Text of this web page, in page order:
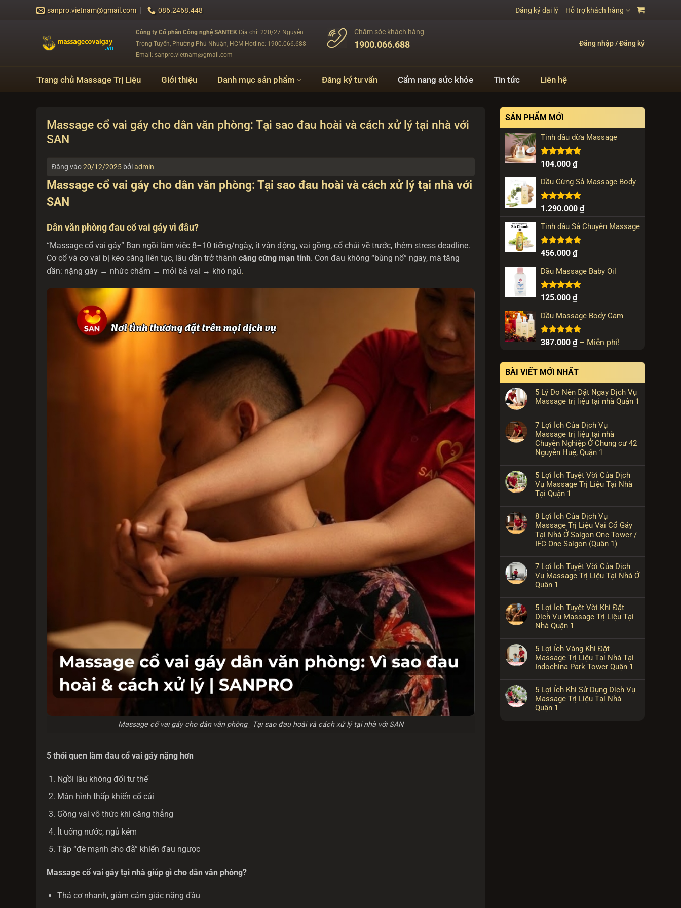
sanpro.vietnam@gmail.com 086.2468.448 Đăng ký đại lý Hỗ trợ khách hàng
Công ty Cổ phần Công nghệ SANTEK Địa chỉ: 220/27 Nguyễn
Trọng Tuyển, Phường Phú Nhuận, HCM Hotline: 1900.066.688
Email: sanpro.vietnam@gmail.com
Chăm sóc khách hàng
1900.066.688 Đăng nhập / Đăng ký
Trang chủ Massage Trị Liệu Giới thiệu Danh mục sản phẩm Đăng ký tư vấn Cẩm nang sức khỏe Tin tức Liên hệ
Massage cổ vai gáy cho dân văn phòng: Tại sao đau hoài và cách xử lý tại nhà với
SAN
Đăng vào20/12/2025 bởiadmin
Massage cổ vai gáy cho dân văn phòng: Tại sao đau hoài và cách xử lý tại nhà với
SAN
Dân văn phòng đau cổ vai gáy vì đâu?
“Massage cổ vai gáy” Bạn ngồi làm việc 8–10 tiếng/ngày, ít vận động, vai gồng, cổ chúi về trước, thêm stress deadline.
Cơ cổ và cơ vai bị kéo căng liên tục, lâu dần trở thành căng cứng mạn tính. Cơn đau không “bùng nổ” ngay, mà tăng
dần: nặng gáy → nhức chẩm → mỏi bả vai → khó ngủ.
Massage cổ vai gáy cho dân văn phòng_ Tại sao đau hoài và cách xử lý tại nhà với SAN
5 thói quen làm đau cổ vai gáy nặng hơn
Ngồi lâu không đổi tư thế
Màn hình thấp khiến cổ cúi
Gồng vai vô thức khi căng thẳng
Ít uống nước, ngủ kém
Tập “đè mạnh cho đã” khiến đau ngược
Massage cổ vai gáy tại nhà giúp gì cho dân văn phòng?
Thả cơ nhanh, giảm cảm giác nặng đầu
SẢN PHẨM MỚI
Tinh dầu dừa Massage
Được xếp
hạng5.00
5 sao
104.000 ₫
Dầu Gừng Sả Massage Body
Được xếp
hạng5.00
5 sao
1.290.000 ₫
Tinh dầu Sả Chuyên Massage
Được xếp
hạng5.00
5 sao
456.000 ₫
Dầu Massage Baby Oil
Được xếp
hạng5.00
5 sao
125.000 ₫
Dầu Massage Body Cam
Được xếp
5.00
387.000 ₫ – Miễn phí!
từ
đến
Miễn
phí!
BÀI VIẾT MỚI NHẤT
5 Lý Do Nên Đặt Ngay Dịch Vụ
Massage trị liệu tại nhà Quận 1
7 Lợi Ích Của Dịch Vụ
Massage trị liệu tại nhà
Chuyên Nghiệp Ở Chung cư 42
Nguyễn Huệ, Quận 1
5 Lợi Ích Tuyệt Vời Của Dịch
Vụ Massage Trị Liệu Tại Nhà
Tại Quận 1
8 Lợi Ích Của Dịch Vụ
Massage Trị Liệu Vai Cổ Gáy
Tại Nhà Ở Saigon One Tower /
IFC One Saigon (Quận 1)
7 Lợi Ích Tuyệt Vời Của Dịch
Vụ Massage Trị Liệu Tại Nhà Ở
Quận 1
5 Lợi Ích Tuyệt Vời Khi Đặt
Dịch Vụ Massage Trị Liệu Tại
Nhà Quận 1
5 Lợi Ích Vàng Khi Đặt
Massage Trị Liệu Tại Nhà Tại
Indochina Park Tower Quận 1
5 Lợi Ích Khi Sử Dụng Dịch Vụ
Massage Trị Liệu Tại Nhà
Quận 1